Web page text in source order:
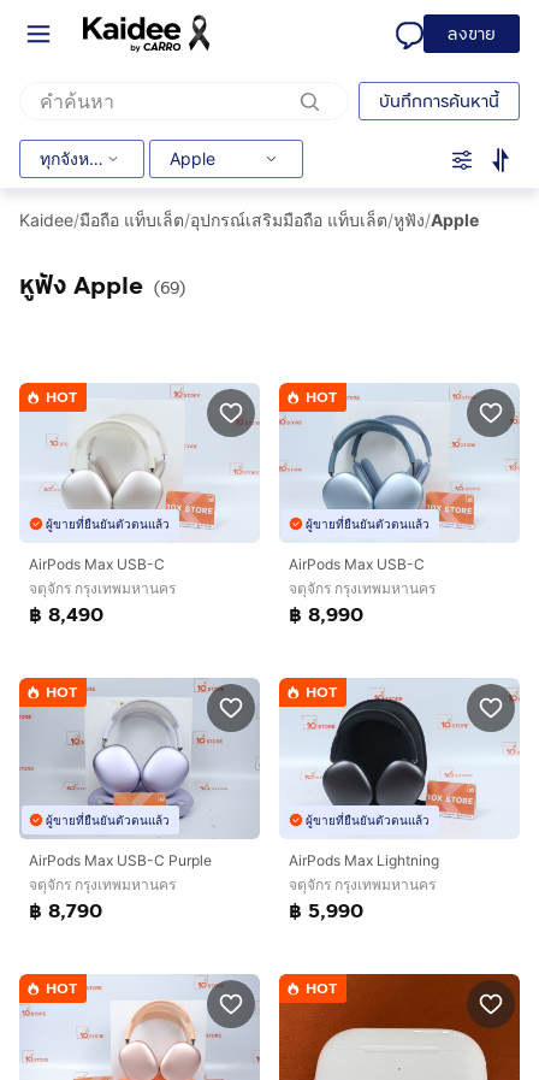
ลงขาย
บันทึกการค้นหานี้
ทุกจังหวัด Apple
Kaidee/มือถือ แท็บเล็ต/อุปกรณ์เสริมมือถือ แท็บเล็ต/หูฟัง/Apple
หูฟัง Apple (69)
HOT
ผู้ขายที่ยืนยันตัวตนแล้ว
AirPods Max USB-C
จตุจักร กรุงเทพมหานคร
฿ 8,490
HOT
ผู้ขายที่ยืนยันตัวตนแล้ว
AirPods Max USB-C
จตุจักร กรุงเทพมหานคร
฿ 8,990
HOT
ผู้ขายที่ยืนยันตัวตนแล้ว
AirPods Max USB-C Purple
จตุจักร กรุงเทพมหานคร
฿ 8,790
HOT
ผู้ขายที่ยืนยันตัวตนแล้ว
AirPods Max Lightning
จตุจักร กรุงเทพมหานคร
฿ 5,990
HOT HOT